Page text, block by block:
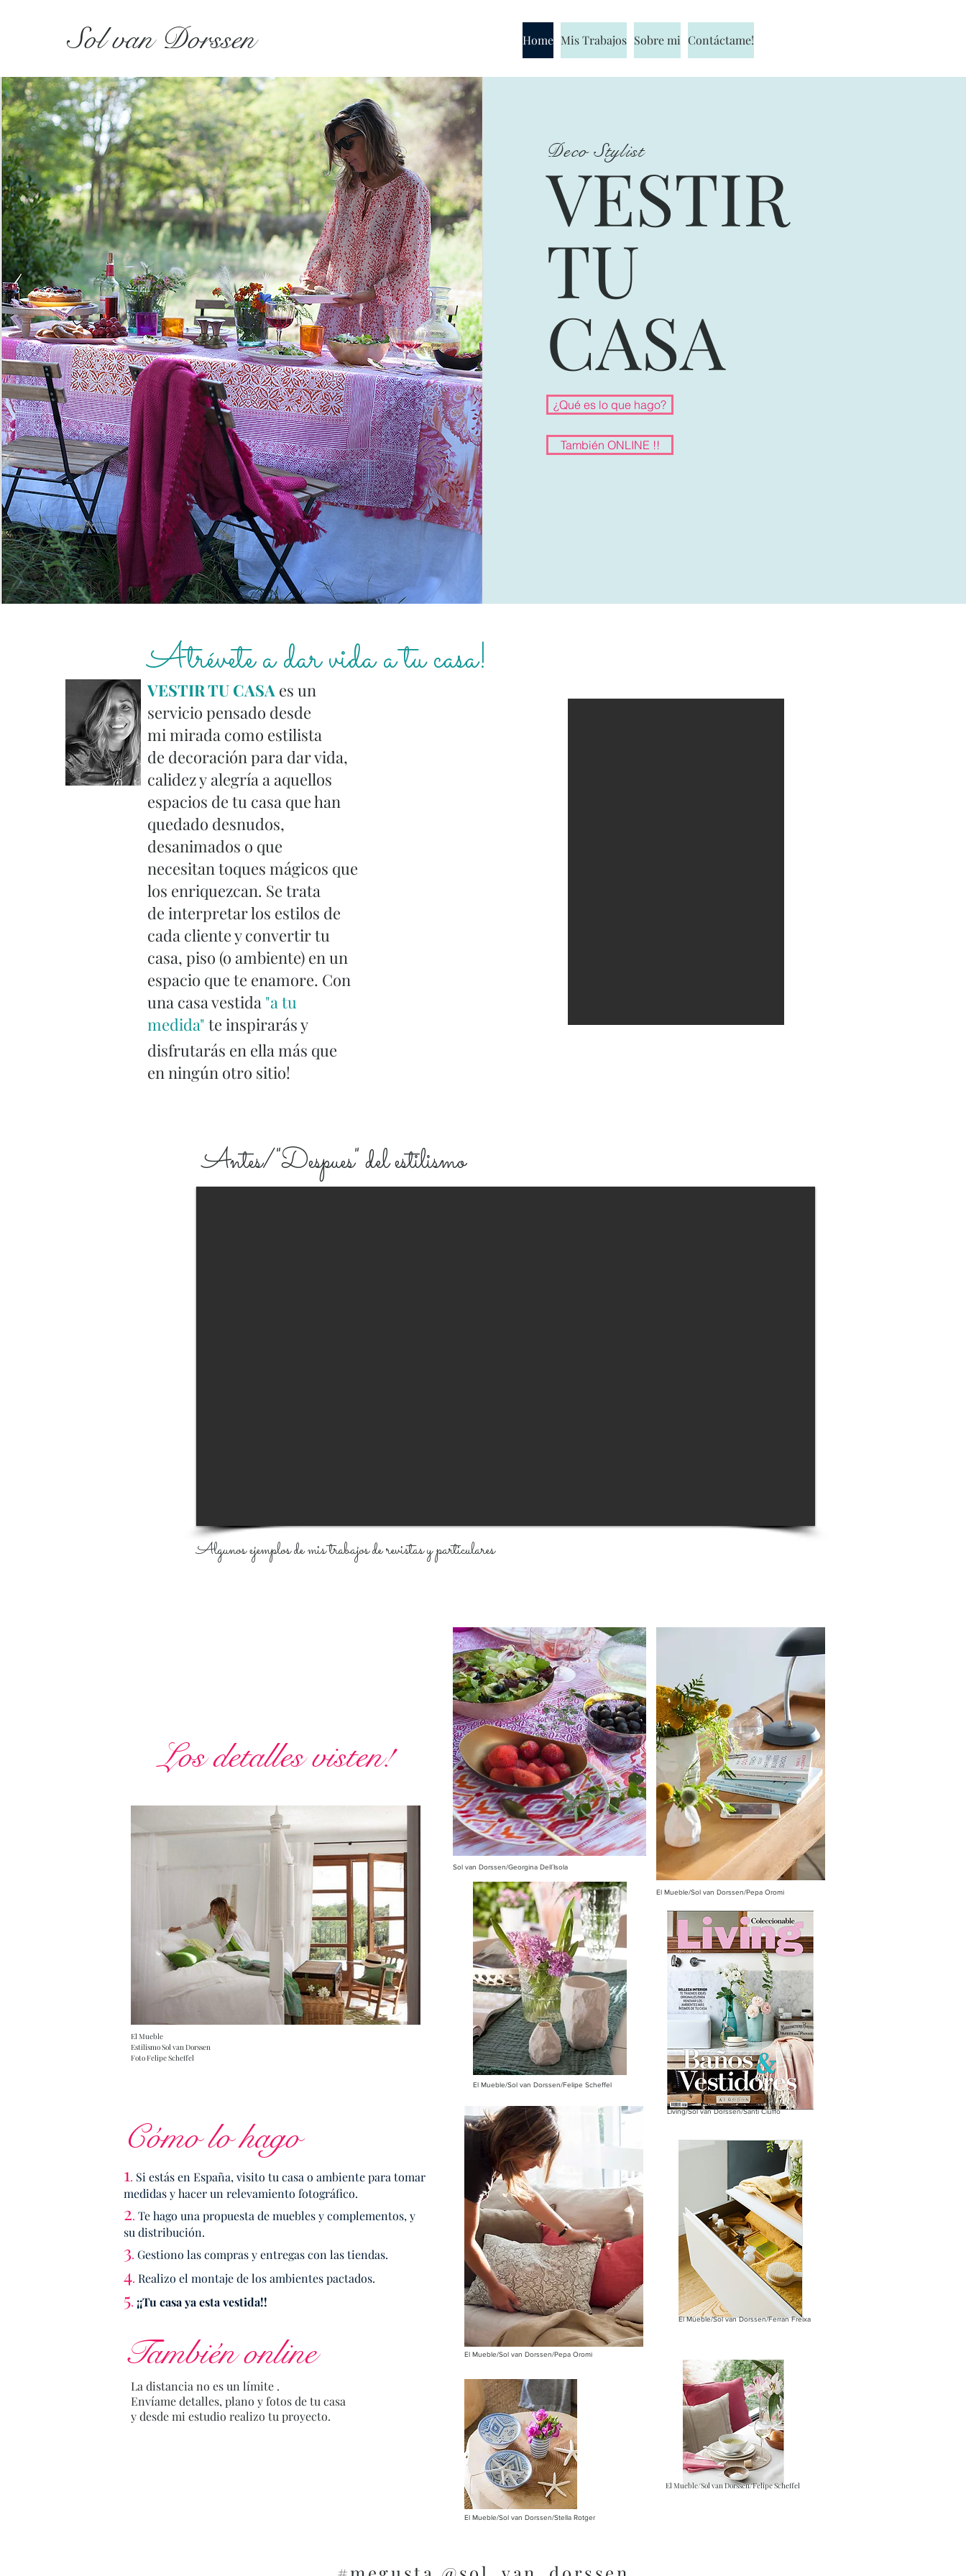
Sol van Dorssen Home Mis Trabajos Sobre mi Contáctame!
Atrévete a dar vida a tu casa!
Antes/"Despues" del estilismo
Algunos ejemplos de mis trabajos de revistas y particulares
Sol van Dorssen/Georgina Dell´Isola
El Mueble/Sol van Dorssen/Felipe Scheffel
El Mueble/Sol van Dorssen/Pepa Oromi
El Mueble/Sol van Dorssen/Stella Rotger
Deco Stylist
VESTIR
TU
CASA
¿Qué es lo que hago?
También ONLINE !!
VESTIR TU CASA es un
servicio pensado desde
mi mirada como estilista
de decoración para dar vida,
calidez y alegría a aquellos
espacios de tu casa que han
quedado desnudos,
desanimados o que
necesitan toques mágicos que
los enriquezcan. Se trata
de interpretar los estilos de
cada cliente y convertir tu
casa, piso (o ambiente) en un
espacio que te enamore. Con
una casa vestida "a tu
medida" te inspirarás y
disfrutarás en ella más que
en ningún otro sitio!
Los detalles visten!
El Mueble/Sol van Dorssen/Pepa Oromi
Living/Sol van Dorssen/Santi Ciuffo
El Mueble/Sol van Dorssen/Ferran Freixa
El Mueble
Estilismo Sol van Dorssen
Foto Felipe Scheffel
El Mueble/Sol van Dorssen/Felipe Scheffel
Cómo lo hago
1. Si estás en España, visito tu casa o ambiente para tomar
medidas y hacer un relevamiento fotográfico.
2. Te hago una propuesta de muebles y complementos, y
su distribución.
3. Gestiono las compras y entregas con las tiendas.
4. Realizo el montaje de los ambientes pactados.
5. ¡¡Tu casa ya esta vestida!!
Tambiénonline
La distancia no es un límite .
Envíame detalles, plano y fotos de tu casa
y desde mi estudio realizo tu proyecto.